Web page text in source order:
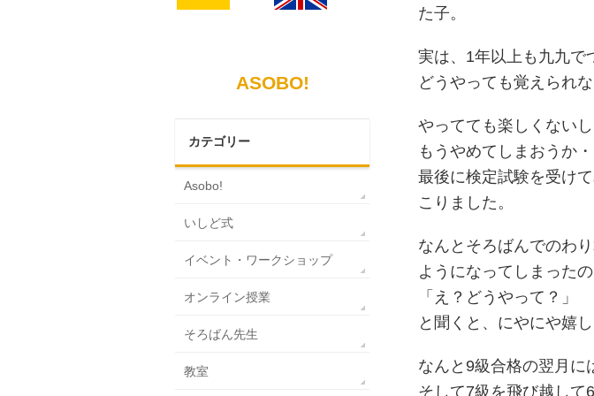
た子。
実は、1年以上も九九で
どうやっても覚えられ
やってても楽しくないし
もうやめてしまおうか・
最後に検定試験を受け
こりました。
なんとそろばんでのわ
ようになってしまったの
「え？どうやって？」
と聞くと、にやにや嬉
なんと9級合格の翌月に
そして7級を飛び越して
ASOBO!
カテゴリー
Asobo!
いしど式
イベント・ワークショップ
オンライン授業
そろばん先生
教室